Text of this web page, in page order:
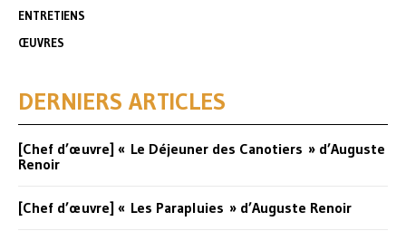
ENTRETIENS
ŒUVRES
DERNIERS ARTICLES
[Chef d’œuvre] « Le Déjeuner des Canotiers » d’Auguste
Renoir
[Chef d’œuvre] « Les Parapluies » d’Auguste Renoir